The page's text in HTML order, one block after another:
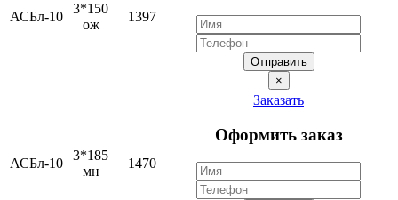
АСБл-10
3*150
ож
1397
Отправить
×
АСБл-10
3*185
мн
1470
Заказать
Оформить заказ